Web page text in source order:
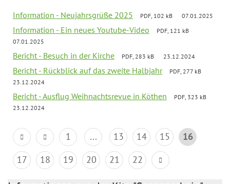
Information - Neujahrsgrüße 2025 PDF, 102 kB 07.01.2025
Information - Ein neues Youtube-Video
PDF, 121 kB
07.01.2025
Bericht - Besuch in der Kirche PDF, 283 kB 23.12.2024
Bericht - Rückblick auf das zweite Halbjahr
PDF, 277 kB
23.12.2024
Bericht - Ausflug Weihnachtsrevue in Köthen
PDF, 323 kB
23.12.2024
1 ... 13 14 15
16
17
18 19 20 21 22